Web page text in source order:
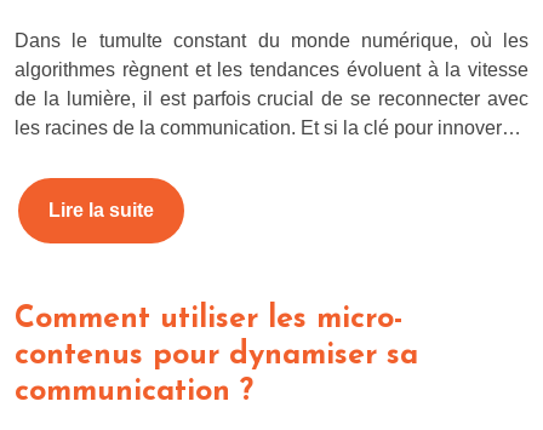
Dans le tumulte constant du monde numérique, où les
algorithmes règnent et les tendances évoluent à la vitesse
de la lumière, il est parfois crucial de se reconnecter avec
les racines de la communication. Et si la clé pour innover…
Lire la suite
Comment utiliser les micro-
contenus pour dynamiser sa
communication ?